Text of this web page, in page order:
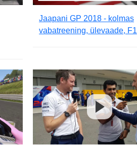
Jaapani GP 2018 - kolmas
vabatreening, ülevaade, F1